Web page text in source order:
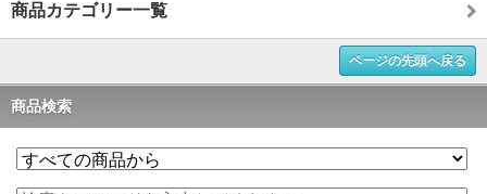
商品カテゴリー一覧
ページの先頭へ戻る
商品検索